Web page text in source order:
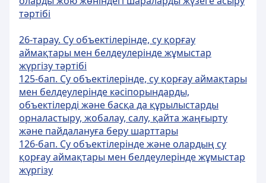
тәртібі
26-тарау. Су объектілерінде, су қорғау
аймақтары мен белдеулерінде жұмыстар
жүргізу тәртібі
125-бап. Су объектiлерiнде, су қорғау аймақтары
мен белдеулерiнде кәсiпорындарды,
объектiлердi және басқа да құрылыстарды
орналастыру, жобалау, салу, қайта жаңғырту
және пайдалануға беру шарттары
126-бап. Су объектiлерiнде және олардың су
қорғау аймақтары мен белдеулерiнде жұмыстар
жүргiзу